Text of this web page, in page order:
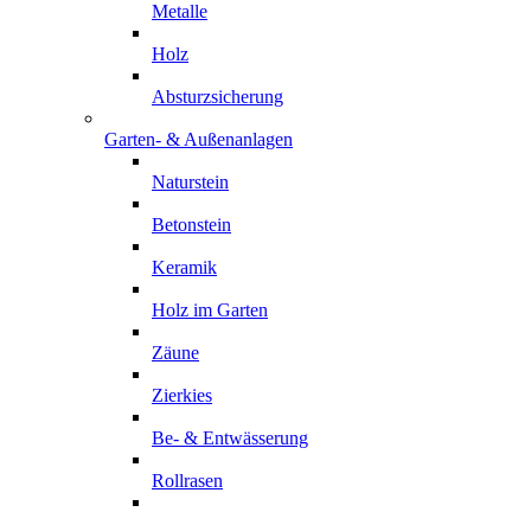
Metalle
Holz
Absturzsicherung
Garten- & Außenanlagen
Naturstein
Betonstein
Keramik
Holz im Garten
Zäune
Zierkies
Be- & Entwässerung
Rollrasen